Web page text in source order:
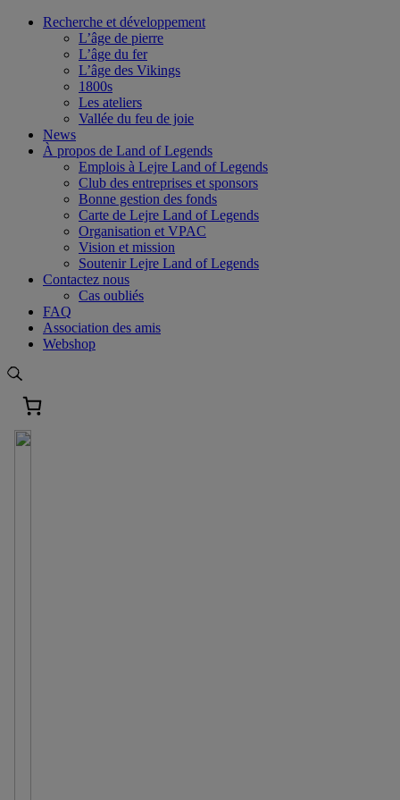
Skip
Recherche et développement
L’âge de pierre
L’âge du fer
L’âge des Vikings
1800s
Les ateliers
Vallée du feu de joie
News
À propos de Land of Legends
Emplois à Lejre Land of Legends
Club des entreprises et sponsors
Bonne gestion des fonds
Carte de Lejre Land of Legends
Organisation et VPAC
Vision et mission
Soutenir Lejre Land of Legends
Contactez nous
Cas oubliés
FAQ
Association des amis
Webshop